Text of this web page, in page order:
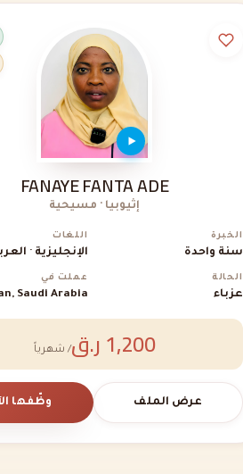
FANAYE FANTA ADE
إثيوبيا · مسيحية
الخبرة
سنة واحدة
اللغات
الإنجليزية ·
الحالة
عزباء
عملت في
Saudi Arabia
1,200 ر.ق / شهرياً
عرض الملف وظّفها